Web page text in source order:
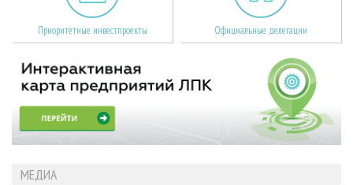
Приоритетные инвестпроекты Официальные делегации
МЕДИА